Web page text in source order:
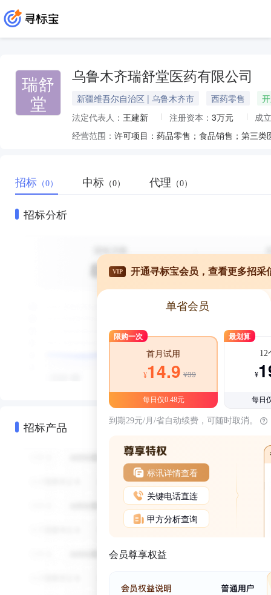
瑞舒
堂
乌鲁木齐瑞舒堂医药有限公司
新疆维吾尔自治区 | 乌鲁木齐市 西药零售
法定代表人： 王建新 注册资本： 3万元
成
经营范围：
招标 （0） 中标 （0） 代理 （0）
招标分析
招标产品
VIP 开通寻标宝会员，查看更多招采
单省会员
限购一次
首月试用
¥14.9 ¥39
每日仅0.48元
最划算
12
¥
每日
到期29元/月/省自动续费，可随时取消。
标讯详情查看
关键电话直连
甲方分析查询
会员尊享权益